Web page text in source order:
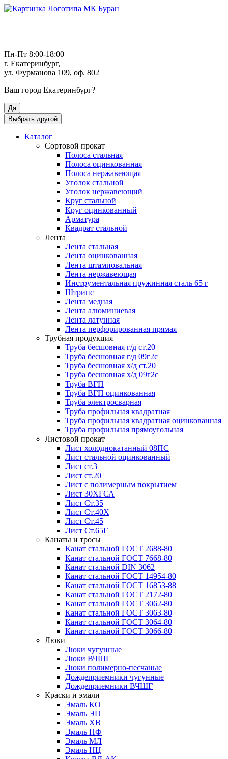
Пн-Пт 8:00-18:00
г. Екатеринбург,
ул. Фурманова 109, оф. 802
Ваш город Екатеринбург?
Да
Выбрать другой
Каталог
Сортовой прокат
Полоса стальная
Полоса оцинкованная
Полоса нержавеющая
Уголок стальной
Уголок нержавеющий
Круг стальной
Круг оцинкованный
Арматура
Квадрат стальной
Лента
Лента стальная
Лента оцинкованная
Лента штамповальная
Лента нержавеющая
Инструментальная пружинная сталь 65 г
Штрипс
Лента медная
Лента алюминиевая
Лента латунная
Лента перфорированная прямая
Трубная продукция
Труба бесшовная г/д ст.20
Труба бесшовная г/д 09г2с
Труба бесшовная х/д ст.20
Труба бесшовная х/д 09г2с
Труба ВГП
Труба ВГП оцинкованная
Труба электросварная
Труба профильная квадратная
Труба профильная квадратная оцинкованная
Труба профильная прямоугольная
Листовой прокат
Лист холоднокатанный 08ПС
Лист стальной оцинкованный
Лист ст.3
Лист ст.20
Лист с полимерным покрытием
Лист 30ХГСА
Лист Ст.35
Лист Ст.40Х
Лист Ст.45
Лист Ст.65Г
Канаты и тросы
Канат стальной ГОСТ 2688-80
Канат стальной ГОСТ 7668-80
Канат стальной DIN 3062
Канат стальной ГОСТ 14954-80
Канат стальной ГОСТ 16853-88
Канат стальной ГОСТ 2172-80
Канат стальной ГОСТ 3062-80
Канат стальной ГОСТ 3063-80
Канат стальной ГОСТ 3064-80
Канат стальной ГОСТ 3066-80
Люки
Люки чугунные
Люки ВЧШГ
Люки полимерно-песчаные
Дождеприемники чугунные
Дождеприемники ВЧШГ
Краски и эмали
Эмаль КО
Эмаль ЭП
Эмаль ХВ
Эмаль ПФ
Эмаль МЛ
Эмаль НЦ